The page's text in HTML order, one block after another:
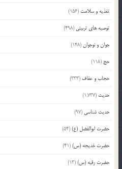
تغذیه و سلامت (156)
توصیه های تربیتی (498)
جوان و نوجوان(148)
حج (118)
حجاب و عفاف (333)
حدیث (1,737)
حدیث شناسی (97)
حضرت ابوالفضل (ع)(54)
حضرت خدیجه (س)(41)
حضرت رقیه (س)(13)